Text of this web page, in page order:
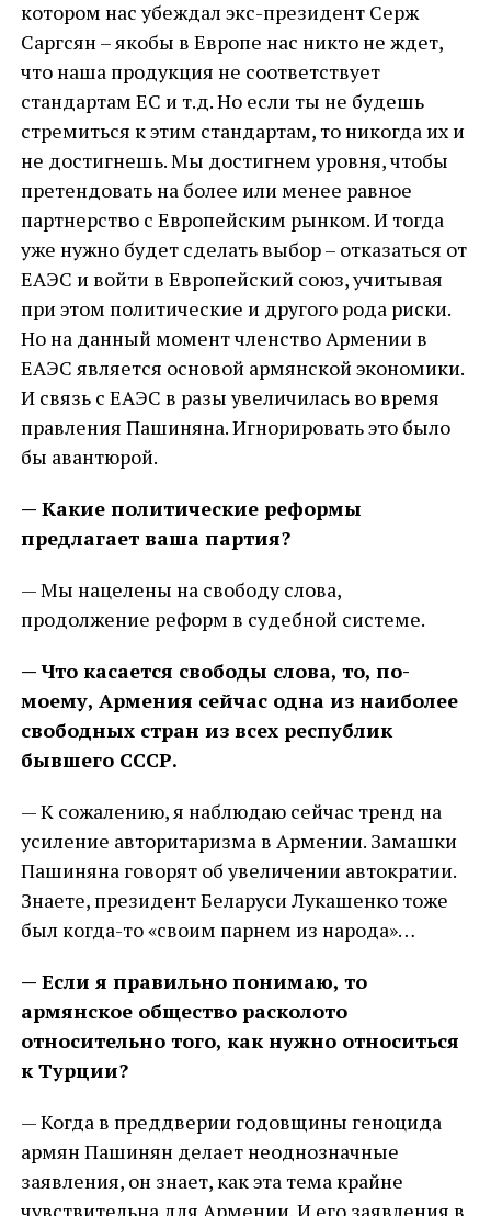
котором нас убеждал экс-президент Серж
Саргсян – якобы в Европе нас никто не ждет,
что наша продукция не соответствует
стандартам ЕС и т.д. Но если ты не будешь
стремиться к этим стандартам, то никогда их и
не достигнешь. Мы достигнем уровня, чтобы
претендовать на более или менее равное
партнерство с Европейским рынком. И тогда
уже нужно будет сделать выбор – отказаться от
ЕАЭС и войти в Европейский союз, учитывая
при этом политические и другого рода риски.
Но на данный момент членство Армении в
ЕАЭС является основой армянской экономики.
И связь с ЕАЭС в разы увеличилась во время
правления Пашиняна. Игнорировать это было
бы авантюрой.
— Какие политические реформы
предлагает ваша партия?
— Мы нацелены на свободу слова,
продолжение реформ в судебной системе.
— Что касается свободы слова, то, по-
моему, Армения сейчас одна из наиболее
свободных стран из всех республик
бывшего СССР.
— К сожалению, я наблюдаю сейчас тренд на
усиление авторитаризма в Армении. Замашки
Пашиняна говорят об увеличении автократии.
Знаете, президент Беларуси Лукашенко тоже
был когда-то «своим парнем из народа»…
— Если я правильно понимаю, то
армянское общество расколото
относительно того, как нужно относиться
к Турции?
— Когда в преддверии годовщины геноцида
армян Пашинян делает неоднозначные
заявления, он знает, как эта тема крайне
чувствительна для Армении. И его заявления в